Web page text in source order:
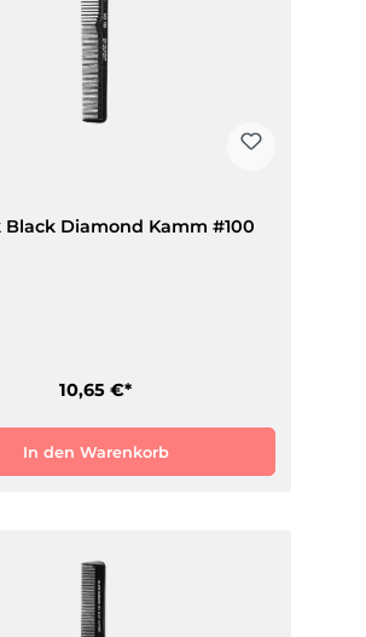
Black Diamond Kamm #100
10,65 €*
In den Warenkorb